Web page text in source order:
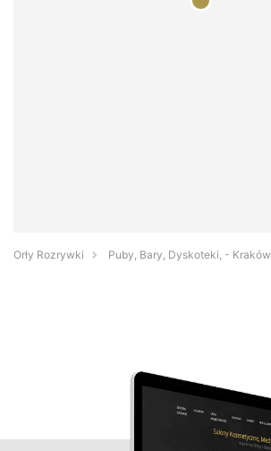
Orły Rozrywki Puby, Bary, Dyskoteki, - Kraków